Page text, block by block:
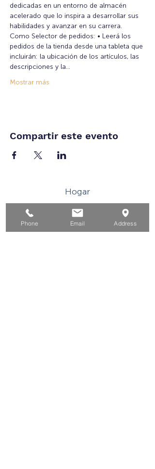
dedicadas en un entorno de almacén
acelerado que lo inspira a desarrollar sus
habilidades y avanzar en su carrera.
Como Selector de pedidos: • Leerá los
pedidos de la tienda desde una tableta que
incluirán: la ubicación de los artículos, las
descripciones y la…
Mostrar más
Compartir este evento
Hogar
Para solicitantes de empleo
Por negocios
Phone Email Address